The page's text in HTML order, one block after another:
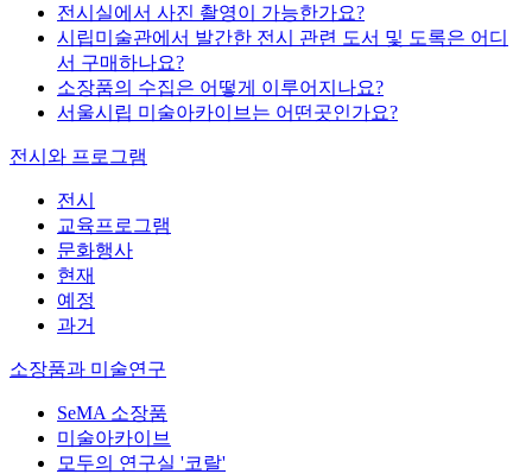
전시실에서 사진 촬영이 가능한가요?
시립미술관에서 발간한 전시 관련 도서 및 도록은 어디
서 구매하나요?
소장품의 수집은 어떻게 이루어지나요?
서울시립 미술아카이브는 어떤곳인가요?
전시와 프로그램
전시
교육프로그램
문화행사
현재
예정
과거
소장품과 미술연구
SeMA 소장품
미술아카이브
모두의 연구실 '코랄'